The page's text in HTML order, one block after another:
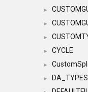
►
►
►
► CYCLE
►
► DA_TYPES